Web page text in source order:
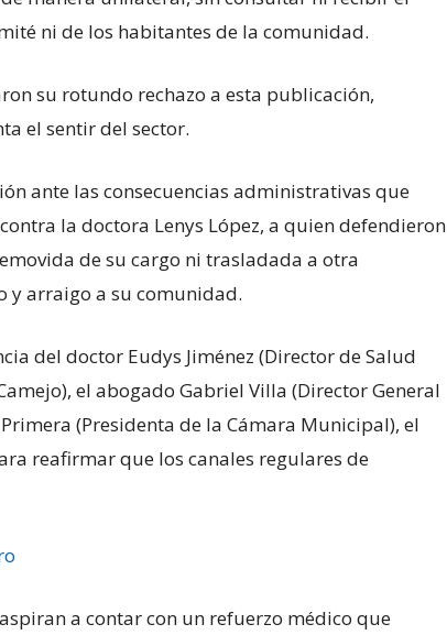
ni de los habitantes de la comunidad.
su rotundo rechazo a esta publicación,
el sentir del sector.
ante las consecuencias administrativas que
la doctora Lenys López, a quien defendieron
de su cargo ni trasladada a otra
y arraigo a su comunidad.
del doctor Eudys Jiménez (Director de Salud
el abogado Gabriel Villa (Director General
(Presidenta de la Cámara Municipal), el
reafirmar que los canales regulares de
a contar con un refuerzo médico que